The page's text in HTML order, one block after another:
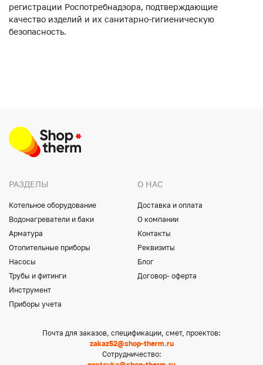
регистрации Роспотребнадзора, подтверждающие
качество изделий и их санитарно-гигиеническую
безопасность.
РАЗДЕЛЫ
Котельное оборудование
Водонагреватели и баки
Арматура
Отопительные приборы
Насосы
Трубы и фитинги
Инструмент
Приборы учета
О НАС
Доставка и оплата
О компании
Контакты
Реквизиты
Блог
Договор- оферта
Почта для заказов, спецификации, смет, проектов:
zakaz52@shop-therm.ru
Сотрудничество: